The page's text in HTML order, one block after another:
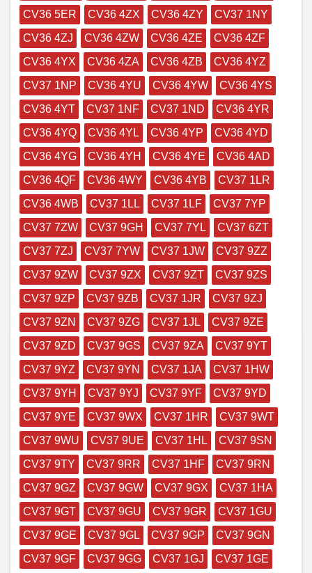
CV36 5ER
CV36 4ZX CV36 4ZY
CV37 1NY
CV36 4ZJ
CV36 4ZW CV36 4ZE
CV36 4ZF
CV36 4YX
CV36 4ZA CV36 4ZB
CV36 4YZ
CV37 1NP
CV36 4YU CV36 4YW
CV36 4YS
CV36 4YT
CV37 1NF CV37 1ND
CV36 4YR
CV36 4YQ
CV36 4YL CV36 4YP
CV36 4YD
CV36 4YG
CV36 4YH CV36 4YE
CV36 4AD
CV36 4QF
CV36 4WY CV36 4YB
CV37 1LR
CV36 4WB
CV37 1LL CV37 1LF
CV37 7YP
CV37 7ZW
CV37 9GH CV37 7YL
CV37 6ZT
CV37 7ZJ
CV37 7YW CV37 1JW
CV37 9ZZ
CV37 9ZW
CV37 9ZX CV37 9ZT
CV37 9ZS
CV37 9ZP
CV37 9ZB CV37 1JR
CV37 9ZJ
CV37 9ZN
CV37 9ZG CV37 1JL
CV37 9ZE
CV37 9ZD
CV37 9GS CV37 9ZA
CV37 9YT
CV37 9YZ
CV37 9YN CV37 1JA
CV37 1HW
CV37 9YH
CV37 9YJ CV37 9YF
CV37 9YD
CV37 9YE
CV37 9WX CV37 1HR
CV37 9WT
CV37 9WU
CV37 9UE CV37 1HL
CV37 9SN
CV37 9TY
CV37 9RR CV37 1HF
CV37 9RN
CV37 9GZ
CV37 9GW CV37 9GX
CV37 1HA
CV37 9GT
CV37 9GU CV37 9GR
CV37 1GU
CV37 9GE
CV37 9GL CV37 9GP
CV37 9GN
CV37 9GF
CV37 9GG CV37 1GJ
CV37 1GE